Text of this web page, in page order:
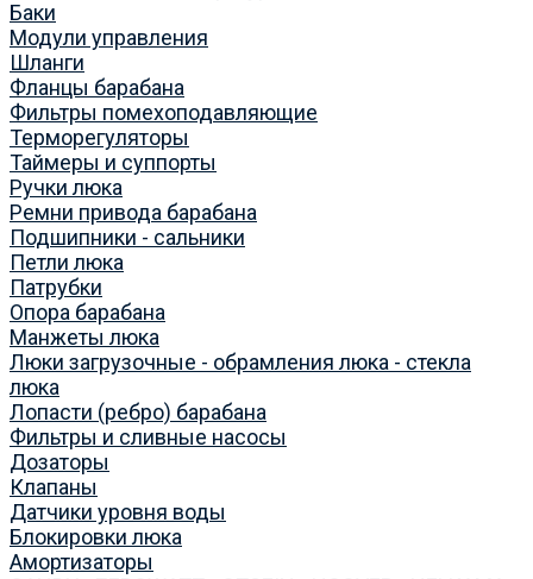
Баки
Модули управления
Шланги
Фланцы барабана
Фильтры помехоподавляющие
Терморегуляторы
Таймеры и суппорты
Ручки люка
Ремни привода барабана
Подшипники - сальники
Петли люка
Патрубки
Опора барабана
Манжеты люка
Люки загрузочные - обрамления люка - стекла
люка
Лопасти (ребро) барабана
Фильтры и сливные насосы
Дозаторы
Клапаны
Датчики уровня воды
Блокировки люка
Амортизаторы